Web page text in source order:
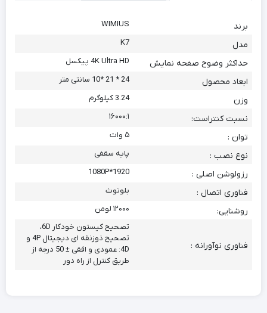
برند WIMIUS
مدل K7
حداکثر وضوح صفحه نمایش 4K Ultra HD پیکسل
ابعاد محصول 24 * 21 *10 سانتی متر
وزن 3.24 کیلوگرم
نسبت کنتراست: ۱۶۰۰۰:۱
توان : ۵ وات
نوع نصب : پایه سقفی
رزولوشن اصلی : 1920*1080P
فناوری اتصال : بلوتوث
روشنایی: ۱۲۰۰۰ لومن
فناوری نوآورانه :
تصحیح کیستون خودکار 6D،
تصحیح ذوزنقه ای دیجیتال 4P و
4D: عمودی و افقی ± 50 درجه از
طریق کنترل از راه دور